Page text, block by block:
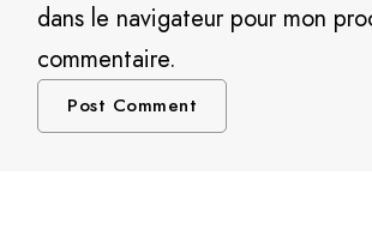
dans le navigateur pour mon
commentaire.